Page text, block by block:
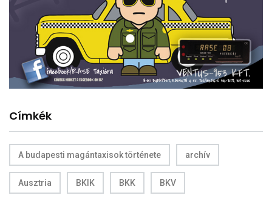
Címkék
A budapesti magántaxisok története archív
Ausztria BKIK BKK BKV